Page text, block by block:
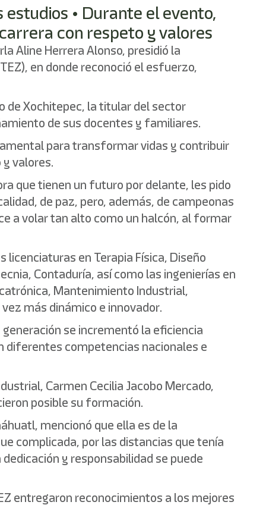
• Durante el evento,
con respeto y valores
Aline Herrera Alonso, presidió la
en donde reconoció el esfuerzo,
de Xochitepec, la titular del sector
de sus docentes y familiares.
para transformar vidas y contribuir
valores.
que tienen un futuro por delante, les pido
de paz, pero, además, de campeonas
a volar tan alto como un halcón, al formar
licenciaturas en Terapia Física, Diseño
Contaduría, así como las ingenierías en
Mantenimiento Industrial,
más dinámico e innovador.
se incrementó la eficiencia
diferentes competencias nacionales e
Carmen Cecilia Jacobo Mercado,
posible su formación.
mencionó que ella es de la
complicada, por las distancias que tenía
y responsabilidad se puede
entregaron reconocimientos a los mejores